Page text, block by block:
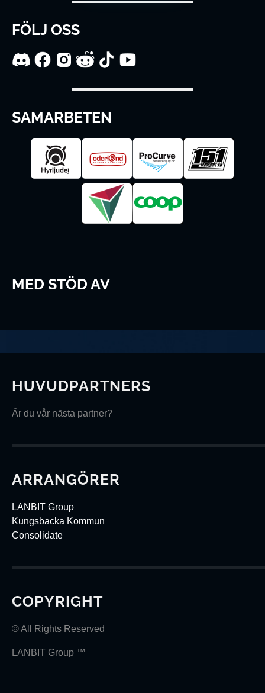
FÖLJ OSS
SAMARBETEN
MED STÖD AV
HUVUDPARTNERS
Är du vår nästa partner?
ARRANGÖRER
LANBIT Group
Kungsbacka Kommun
Consolidate
COPYRIGHT
© All Rights Reserved
LANBIT Group ™